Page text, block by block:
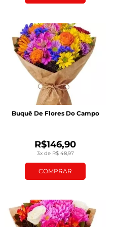
COMPRAR
3x de R$ 48,97
R$146,90
Buquê De Flores Do Campo